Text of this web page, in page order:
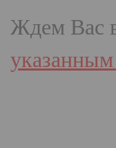
Ждем Вас
указанным